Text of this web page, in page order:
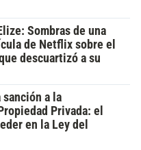
Sombras de una
de Netflix sobre el
descuartizó a su
sanción a la
Privada: el
en la Ley del